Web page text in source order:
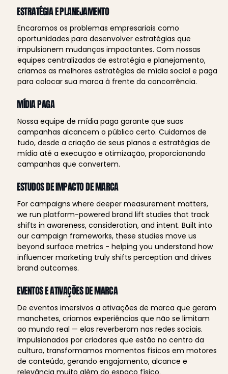
ESTRATÉGIA E PLANEJAMENTO
Encaramos os problemas empresariais como
oportunidades para desenvolver estratégias que
impulsionem mudanças impactantes. Com nossas
equipes centralizadas de estratégia e planejamento,
criamos as melhores estratégias de mídia social e paga
para colocar sua marca à frente da concorrência.
MÍDIA PAGA
Nossa equipe de mídia paga garante que suas
campanhas alcancem o público certo. Cuidamos de
tudo, desde a criação de seus planos e estratégias de
mídia até a execução e otimização, proporcionando
campanhas que convertem.
ESTUDOS DE IMPACTO DE MARCA
For campaigns where deeper measurement matters,
we run platform-powered brand lift studies that track
shifts in awareness, consideration, and intent. Built into
our campaign frameworks, these studies move us
beyond surface metrics - helping you understand how
influencer marketing truly shifts perception and drives
brand outcomes.
EVENTOS E ATIVAÇÕES DE MARCA
De eventos imersivos a ativações de marca que geram
manchetes, criamos experiências que não se limitam
ao mundo real — elas reverberam nas redes sociais.
Impulsionados por criadores que estão no centro da
cultura, transformamos momentos físicos em motores
de conteúdo, gerando engajamento, alcance e
relevância muito além do espaço físico.